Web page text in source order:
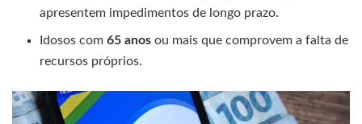
apresentem impedimentos de longo prazo.
Idosos com65 anos ou mais que comprovem a falta de
recursos próprios.